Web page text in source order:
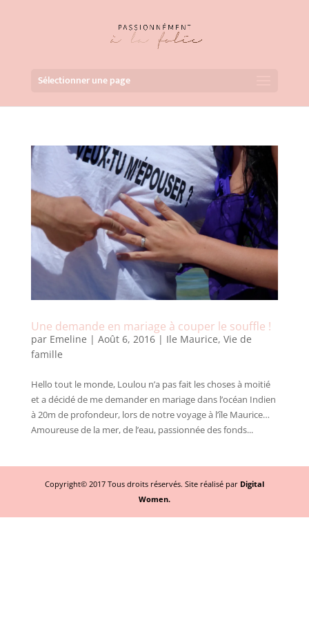
Sélectionner une page
Une demande en mariage à couper le souffle !
par Emeline | Août 6, 2016| Ile Maurice, Vie de
famille
Hello tout le monde, Loulou n’a pas fait les choses à moitié
et a décidé de me demander en mariage dans l’océan Indien
à 20m de profondeur, lors de notre voyage à l’île Maurice…
Amoureuse de la mer, de l’eau, passionnée des fonds...
Copyright© 2017 Tous droits réservés. Site réalisé par Digital
Women.